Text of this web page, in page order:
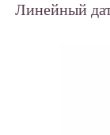
Линейный